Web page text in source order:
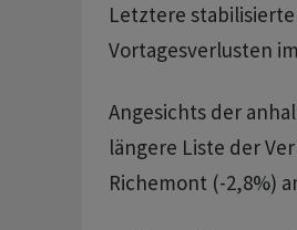
Letztere
Vortagesverlusten
Angesichts der
längere Liste der
Richemont (-2,8%)